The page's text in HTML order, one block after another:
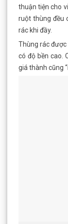
thuận tiện cho
ruột thùng đều
rác khi đầy.
Thùng rác được
có độ bền cao.
giá thành cũng